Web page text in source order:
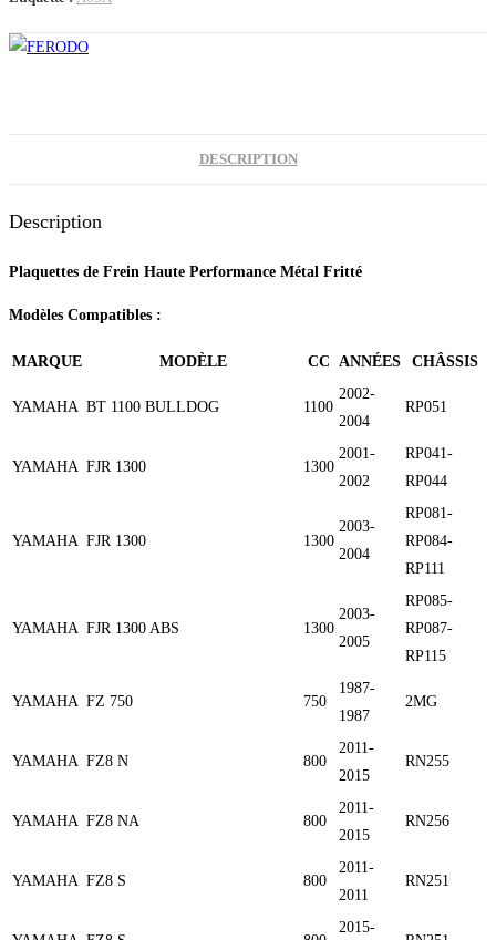
11
DESCRIPTION
Description
Plaquettes de Frein Haute Performance Métal Fritté
Modèles Compatibles :
MARQUE MODÈLE CC ANNÉES CHÂSSIS
YAMAHA BT 1100 BULLDOG 1100
2002-
2004
RP051
YAMAHA FJR 1300 1300
2001-
2002
RP041-
RP044
YAMAHA FJR 1300 1300
2003-
2004
RP081-
RP084-
RP111
YAMAHA FJR 1300 ABS 1300
2003-
2005
RP085-
RP087-
RP115
YAMAHA FZ 750 750
1987-
1987
2MG
YAMAHA FZ8 N 800
2011-
2015
RN255
YAMAHA FZ8 NA 800
2011-
2015
RN256
YAMAHA FZ8 S 800
2011-
2011
RN251
2015-